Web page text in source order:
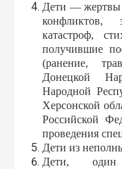
Дети — жертвы
конфликтов,
катастроф,
получившие
(ранение,
Донецкой
Народной
Херсонской
Российской
проведения
Дети из
Дети, один